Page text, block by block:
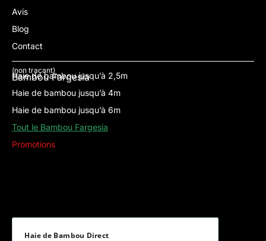
Avis
Blog
Contact
Bambou Fargesia
(non traçant)
Haie de bambou jusqu’à 2,5m
Haie de bambou jusqu’à 4m
Haie de bambou jusqu’à 6m
Tout le Bambou Fargesia
Promotions
Haie de Bambou Direct